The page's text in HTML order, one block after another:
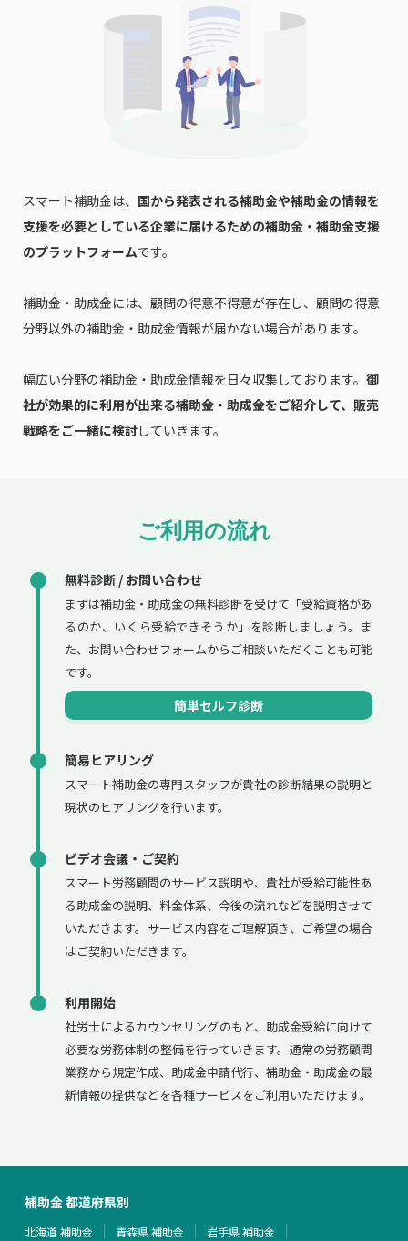
スマート補助金は、 国から発表される補助金や補助金の情報を
支援を必要としている企業に届けるための補助金・補助金支援
のプラットフォームです。
補助金・助成金には、顧問の得意不得意が存在し、顧問の得意
分野以外の補助金・助成金情報が届かない場合があります。
幅広い分野の補助金・助成金情報を日々収集しております。 御
社が効果的に利用が出来る補助金・助成金をご紹介して、販売
戦略をご一緒に検討していきます。
ご利用の流れ
無料診断 / お問い合わせ
まずは補助金・助成金の無料診断を受けて「受給資格があ
るのか、いくら受給できそうか」を診断しましょう。ま
た、お問い合わせフォームからご相談いただくことも可能
です。
簡単セルフ診断
簡易ヒアリング
スマート補助金の専門スタッフが貴社の診断結果の説明と
現状のヒアリングを行います。
ビデオ会議・ご契約
スマート労務顧問のサービス説明や、貴社が受給可能性あ
る助成金の説明、料金体系、今後の流れなどを説明させて
いただきます。サービス内容をご理解頂き、ご希望の場合
はご契約いただきます。
利用開始
社労士によるカウンセリングのもと、助成金受給に向けて
必要な労務体制の整備を行っていきます。通常の労務顧問
業務から規定作成、助成金申請代行、補助金・助成金の最
新情報の提供などを各種サービスをご利用いただけます。
補助金 都道府県別
北海道 補助金 青森県 補助金
岩手県 補助金